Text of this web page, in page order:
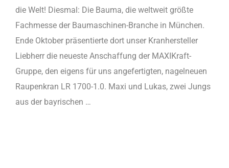
die Welt! Diesmal: Die Bauma, die weltweit größte
Fachmesse der Baumaschinen-Branche in München.
Ende Oktober präsentierte dort unser Kranhersteller
Liebherr die neueste Anschaffung der MAXIKraft-
Gruppe, den eigens für uns angefertigten, nagelneuen
Raupenkran LR 1700-1.0. Maxi und Lukas, zwei Jungs
aus der bayrischen …